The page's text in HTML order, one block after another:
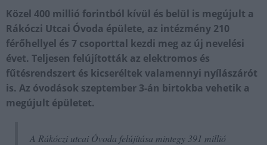
Közel 400 millió forintból kívül és belül is megújult a
Rákóczi Utcai Óvoda épülete, az intézmény 210
férőhellyel és 7 csoporttal kezdi meg az új nevelési
évet. Teljesen felújították az elektromos és
fűtésrendszert és kicseréltek valamennyi nyílászárót
is. Az óvodások szeptember 3-án birtokba vehetik a
megújult épületet.
A Rákóczi utcai Óvoda felújítása mintegy 391 millió